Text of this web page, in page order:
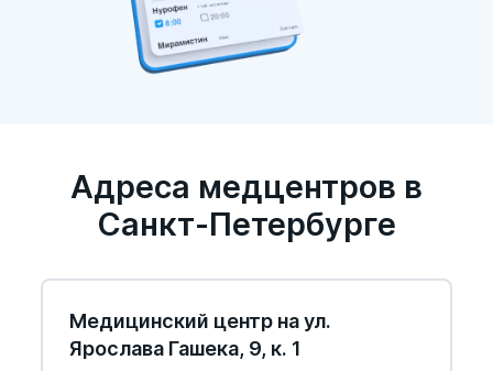
Адреса медцентров в
Санкт-Петербурге
Медицинский центр на ул.
Ярослава Гашека, 9, к. 1